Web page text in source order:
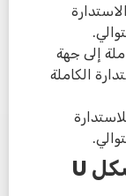
إلى جهة
الكاملة
U